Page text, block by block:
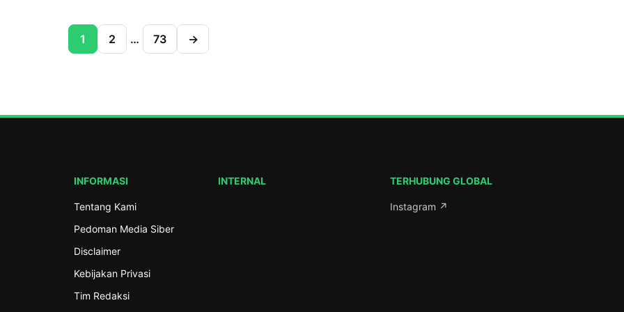
(19/7/2026) di Pondok Pesantren Al-Hasani, Komplek
SMK Ma’arif NU 01 Limpung, Kabupaten Batang.
program Sambang Pesantren RMI PWNU Jawa […]
1 2 … 73 →
INFORMASI
Tentang Kami
Pedoman Media Siber
Disclaimer
Kebijakan Privasi
Tim Redaksi
INTERNAL TERHUBUNG GLOBAL
Instagram ↗